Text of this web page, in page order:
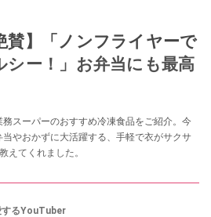
賛】「ノンフライヤーで
シー！」お弁当にも最高
スーパーのおすすめ冷凍食品をご紹介。今
やおかずに大活躍する、手軽で衣がサクサ
えてくれました。
するYouTuber